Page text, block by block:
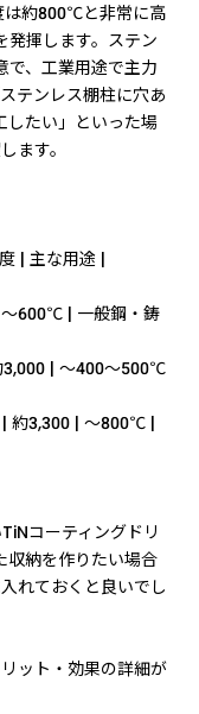
は約800℃と非常に高
発揮します。ステン
で、工業用途で主力
テンレス棚柱に穴あ
したい」といった場
ます。
| 主な用途 |
600℃ | 一般鋼・鋳
3,000 | 〜400〜500℃
| 約3,300 | 〜800℃ |
コーティングドリ
収納を作りたい場合
れておくと良いでし
ット・効果の詳細が